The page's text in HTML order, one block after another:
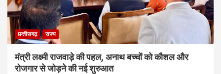
छत्तीसगढ़ राज्य
मंत्री लक्ष्मी राजवाड़े की पहल, अनाथ बच्चों को कौशल और
रोजगार से जोड़ने की नई शुरुआत